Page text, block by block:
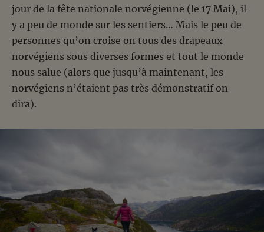
jour de la fête nationale norvégienne (le 17 Mai), il
y a peu de monde sur les sentiers… Mais le peu de
personnes qu’on croise on tous des drapeaux
norvégiens sous diverses formes et tout le monde
nous salue (alors que jusqu’à maintenant, les
norvégiens n’étaient pas très démonstratif on
dira).